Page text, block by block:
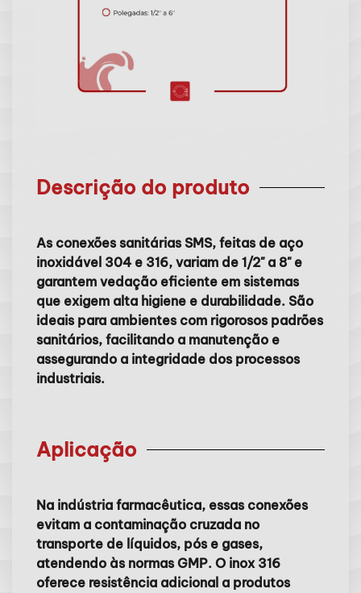
Descrição do produto
As conexões sanitárias SMS, feitas de aço
inoxidável 304 e 316, variam de 1/2" a 8" e
garantem vedação eficiente em sistemas
que exigem alta higiene e durabilidade. São
ideais para ambientes com rigorosos padrões
sanitários, facilitando a manutenção e
assegurando a integridade dos processos
industriais.
Aplicação
Na indústria farmacêutica, essas conexões
evitam a contaminação cruzada no
transporte de líquidos, pós e gases,
atendendo às normas GMP. O inox 316
oferece resistência adicional a produtos